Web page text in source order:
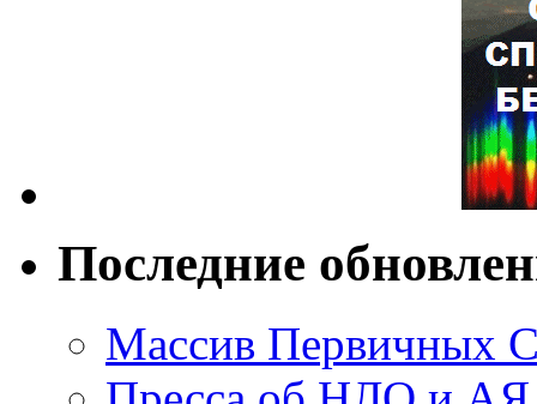
Последние
Массив Первичных